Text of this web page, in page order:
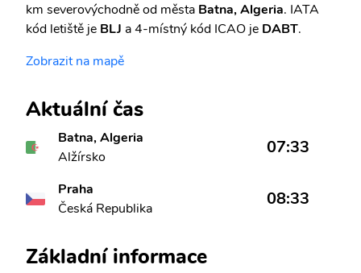
km severovýchodně od města Batna, Algeria. IATA
kód letiště je BLJ a 4-místný kód ICAO je DABT.
Zobrazit na mapě
Aktuální čas
Batna, Algeria
Alžírsko
07:33
Praha
Česká Republika
08:33
Základní informace